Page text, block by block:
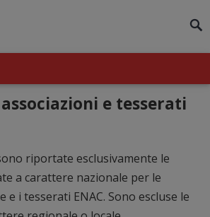
e tesserati
riportate esclusivamente le
a carattere nazionale per le
e i tesserati ENAC. Sono escluse le